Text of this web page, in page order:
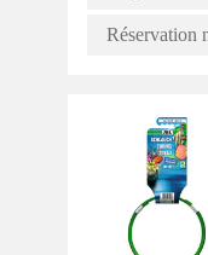
Réservation